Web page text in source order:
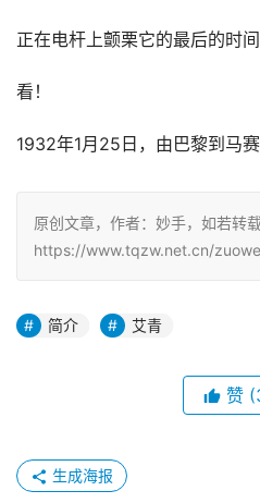
正在电杆上颤栗它的最后的时间
看！
1932年1月25日，由巴黎到马
原创文章，作者：妙手，如若转
https://www.tqzw.net.cn/
简介 艾青
赞
生成海报